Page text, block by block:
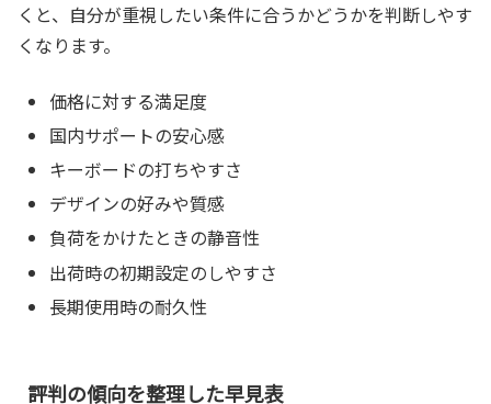
くと、自分が重視したい条件に合うかどうかを判断しやす
くなります。
価格に対する満足度
国内サポートの安心感
キーボードの打ちやすさ
デザインの好みや質感
負荷をかけたときの静音性
出荷時の初期設定のしやすさ
長期使用時の耐久性
評判の傾向を整理した早見表